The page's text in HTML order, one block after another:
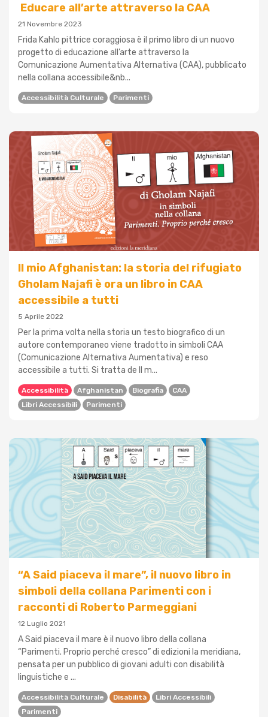
Educare all’arte attraverso la CAA
21 Novembre 2023
Frida Kahlo pittrice coraggiosa è il primo libro di un nuovo
progetto di educazione all’arte attraverso la
Comunicazione Aumentativa Alternativa (CAA), pubblicato
nella collana accessibile&nb...
Accessibilità Culturale Parimenti
Il mio Afghanistan: la storia del rifugiato
Gholam Najafi è ora un libro in CAA
accessibile a tutti
5 Aprile 2022
Per la prima volta nella storia un testo biografico di un
autore contemporaneo viene tradotto in simboli CAA
(Comunicazione Alternativa Aumentativa) e reso
accessibile a tutti. Si tratta de Il m...
Accessibilità Afghanistan Biografia
CAA
Libri Accessibili
Parimenti
“A Said piaceva il mare”, il nuovo libro in
simboli della collana Parimenti con i
racconti di Roberto Parmeggiani
12 Luglio 2021
A Said piaceva il mare è il nuovo libro della collana
“Parimenti. Proprio perché cresco” di edizioni la meridiana,
pensata per un pubblico di giovani adulti con disabilità
linguistiche e ...
Accessibilità Culturale Disabilità
Libri Accessibili
Parimenti